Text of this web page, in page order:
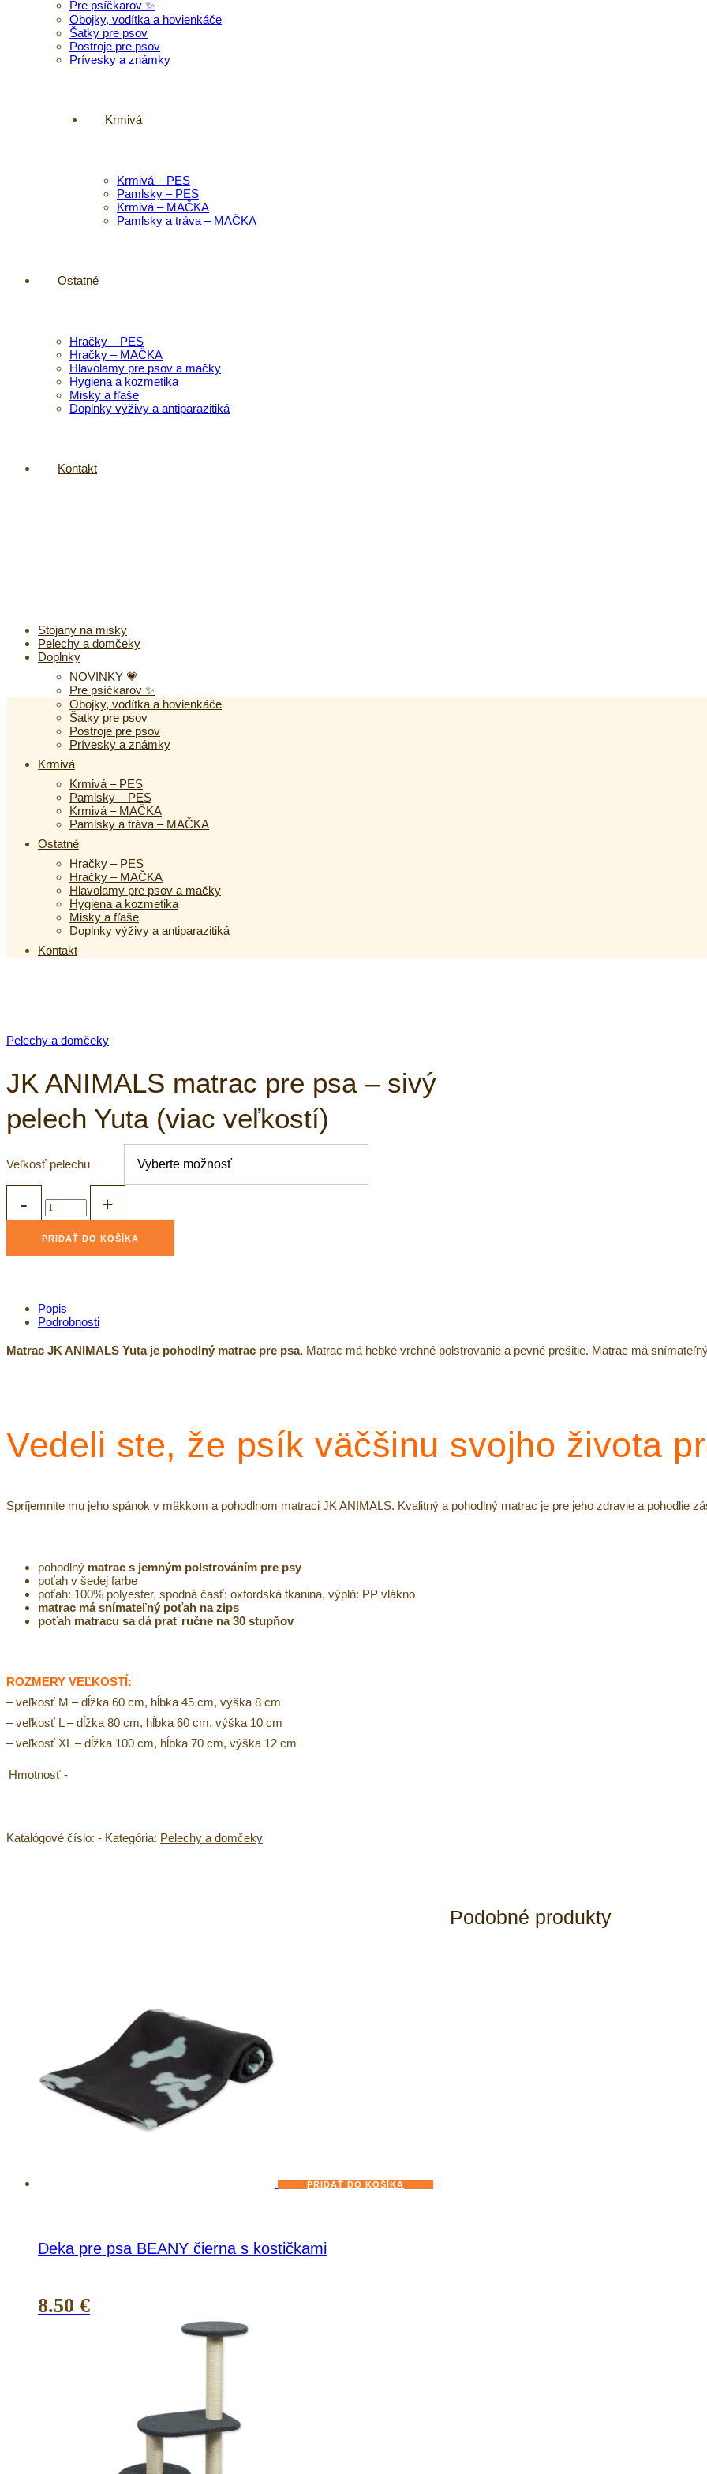
Pre psíčkarov ✨
Obojky, vodítka a hovienkáče
Šatky pre psov
Postroje pre psov
Prívesky a známky
Krmivá
Krmivá – PES
Pamlsky – PES
Krmivá – MAČKA
Pamlsky a tráva – MAČKA
Ostatné
Hračky – PES
Hračky – MAČKA
Hlavolamy pre psov a mačky
Hygiena a kozmetika
Misky a fľaše
Doplnky výživy a antiparazitiká
Kontakt
Stojany na misky
Pelechy a domčeky
Doplnky
NOVINKY 💗
Pre psíčkarov ✨
Obojky, vodítka a hovienkáče
Šatky pre psov
Postroje pre psov
Prívesky a známky
Krmivá
Krmivá – PES
Pamlsky – PES
Krmivá – MAČKA
Pamlsky a tráva – MAČKA
Ostatné
Hračky – PES
Hračky – MAČKA
Hlavolamy pre psov a mačky
Hygiena a kozmetika
Misky a fľaše
Doplnky výživy a antiparazitiká
Kontakt
Pelechy a domčeky
JK ANIMALS matrac pre psa – sivý
pelech Yuta (viac veľkostí)
Veľkosť pelechu
ANIMALS
matrac
-
(viac
veľkostí)
PRIDAŤ DO KOŠÍKA
Popis
Podrobnosti
Matrac JK ANIMALS Yuta je pohodlný matrac pre psa. Matrac má hebké vrchné polstrovanie a pevné prešitie. Matrac má
Vedeli ste, že psík väčšinu svojho života
Spríjemnite mu jeho spánok v mäkkom a pohodlnom matraci JK ANIMALS. Kvalitný a pohodlný matrac je pre jeho zdravie a pohodlie
pohodlný matrac s jemným polstrováním pre psy
poťah v šedej farbe
poťah: 100% polyester, spodná časť: oxfordská tkanina, výplň: PP vlákno
matrac má snímateľný poťah na zips
poťah matracu sa dá prať ručne na 30 stupňov
ROZMERY VEĽKOSTÍ:
– veľkosť M – dĺžka 60 cm, hĺbka 45 cm, výška 8 cm
– veľkosť L – dĺžka 80 cm, hĺbka 60 cm, výška 10 cm
– veľkosť XL – dĺžka 100 cm, hĺbka 70 cm, výška 12 cm
Hmotnosť -
Katalógové číslo: - Kategória: Pelechy a domčeky
Podobné produkty
PRIDAŤ DO KOŠÍKA
Deka pre psa BEANY čierna s kostičkami
8.50 €